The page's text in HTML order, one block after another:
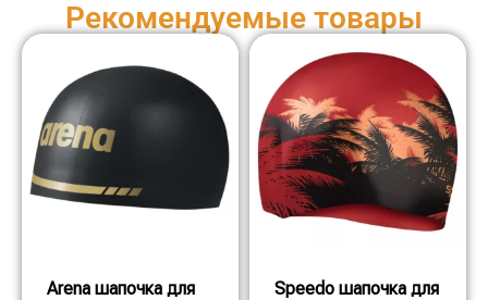
Рекомендуемые товары
Arena шапочка для
Speedo шапочка для